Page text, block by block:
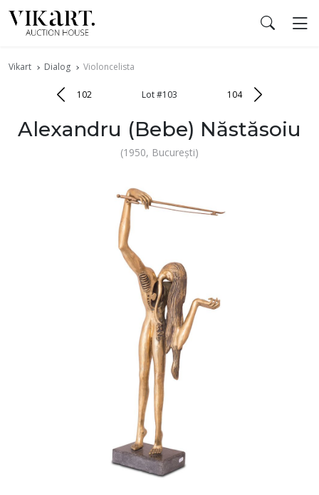
Vikart Dialog Violoncelista
102 Lot #103 104
Alexandru (Bebe) Năstăsoiu
(1950, București)